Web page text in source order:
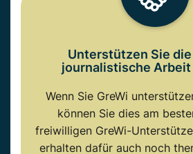
Unterstützen Sie
journalistische Arbeit
Wenn Sie GreWi
können Sie dies am
freiwilligen GreWi-
erhalten dafür auch noch